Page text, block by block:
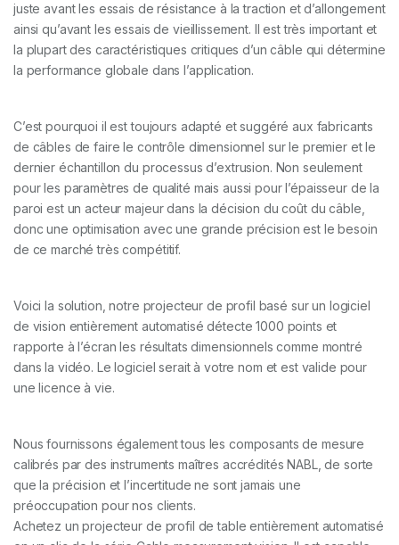
juste avant les essais de résistance à la traction et d’allongement
ainsi qu’avant les essais de vieillissement. Il est très important et
la plupart des caractéristiques critiques d’un câble qui détermine
la performance globale dans l’application.
C’est pourquoi il est toujours adapté et suggéré aux fabricants
de câbles de faire le contrôle dimensionnel sur le premier et le
dernier échantillon du processus d’extrusion. Non seulement
pour les paramètres de qualité mais aussi pour l’épaisseur de la
paroi est un acteur majeur dans la décision du coût du câble,
donc une optimisation avec une grande précision est le besoin
de ce marché très compétitif.
Voici la solution, notre projecteur de profil basé sur un logiciel
de vision entièrement automatisé détecte 1000 points et
rapporte à l’écran les résultats dimensionnels comme montré
dans la vidéo. Le logiciel serait à votre nom et est valide pour
une licence à vie.
Nous fournissons également tous les composants de mesure
calibrés par des instruments maîtres accrédités NABL, de sorte
que la précision et l’incertitude ne sont jamais une
préoccupation pour nos clients.
Achetez un projecteur de profil de table entièrement automatisé